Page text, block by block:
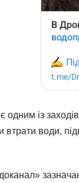
одним із
втрати води,